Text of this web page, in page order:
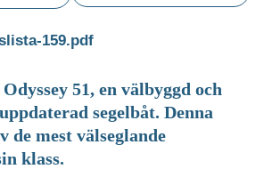
159.pdf
51, en välbyggd och
segelbåt. Denna
de mest välseglande
klass.